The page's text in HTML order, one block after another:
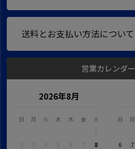
送料とお支払い方法について
営業カレンダー
2026年8月
日 月 火 水 木 金 土
1
2
3 4 5 6 7
8
日 月
6
7